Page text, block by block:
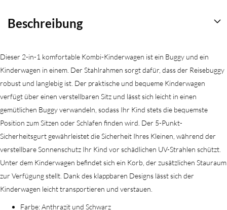
Beschreibung
Dieser 2-in-1 komfortable Kombi-Kinderwagen ist ein Buggy und ein
Kinderwagen in einem. Der Stahlrahmen sorgt dafür, dass der Reisebuggy
robust und langlebig ist. Der praktische und bequeme Kinderwagen
verfügt über einen verstellbaren Sitz und lässt sich leicht in einen
gemütlichen Buggy verwandeln, sodass Ihr Kind stets die bequemste
Position zum Sitzen oder Schlafen finden wird. Der 5-Punkt-
Sicherheitsgurt gewährleistet die Sicherheit Ihres Kleinen, während der
verstellbare Sonnenschutz Ihr Kind vor schädlichen UV-Strahlen schützt.
Unter dem Kinderwagen befindet sich ein Korb, der zusätzlichen Stauraum
zur Verfügung stellt. Dank des klappbaren Designs lässt sich der
Kinderwagen leicht transportieren und verstauen.
Farbe: Anthrazit und Schwarz